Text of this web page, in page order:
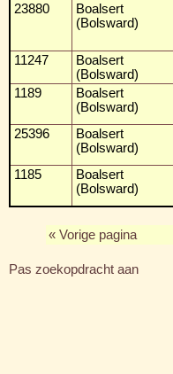
23880
Boalsert
(Bolsward)
11247
Boalsert
(Bolsward)
1189
Boalsert
(Bolsward)
25396
Boalsert
(Bolsward)
1185
Boalsert
(Bolsward)
« Vorige pagina
Pas zoekopdracht aan